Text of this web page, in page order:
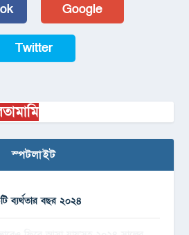
Google
Twitter
স্পটলাইট
ব্যর্থতার বছর ২০২৪